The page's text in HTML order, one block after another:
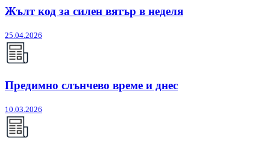
Жълт код за силен вятър в неделя
25.04.2026
Предимно слънчево време и днес
10.03.2026